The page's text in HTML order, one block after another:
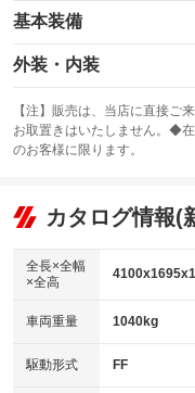
基本装備
エアバッグ：運転席/助手
：装備あり
：装備なし
サンルーフ
：装備なし
リフトアップ
：装備なし
：装備なし
パワーウィンドウ
アイドリングストップ
：装備あり
USB入力端子
：装備なし
外装・内装
カーナビ：SDナビ
：装備あり
TV：ワンセグ
：装備あり
ビジュアル：-／DVD再生
：装備あり
：装備あり
革シート
キーレス
HID(キセノンライト)
：装備なし
【注】販売は、当店に直接
お取置きはいたしません。◆
のお客様に限ります。
カタログ情報(
全長×全幅
×全高
車両重量 1040kg
駆動形式 FF